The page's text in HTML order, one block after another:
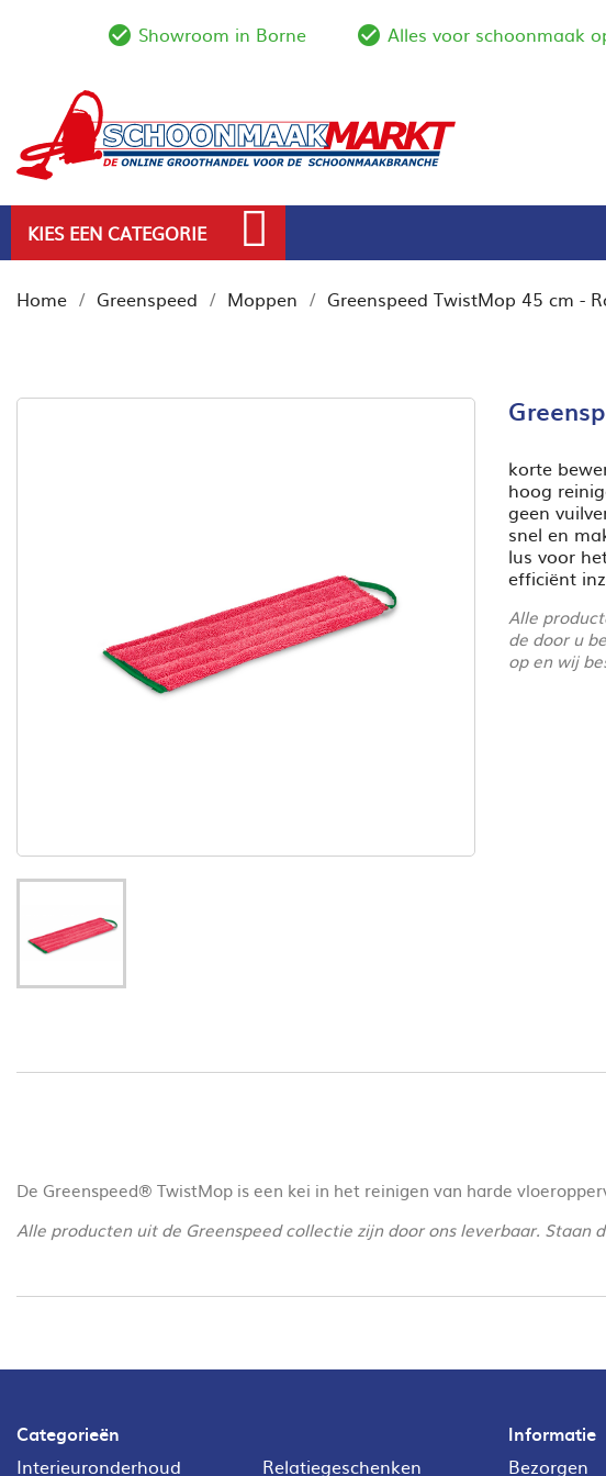
check_circle_outline
Showroom in Borne check_circle_outline
Alles voor schoonmaak
KIES EEN CATEGORIE
Home Greenspeed Moppen Greenspeed TwistMop 45 cm -
korte
hoog
geen
snel en
lus voor
efficiënt
Alle
de door u
op en wij
De Greenspeed® TwistMop is een kei in het reinigen van harde
Alle producten uit de Greenspeed collectie zijn door ons leverbaar.
Categorieën
Interieuronderhoud
Relatiegeschenken
Informatie
Bezorgen